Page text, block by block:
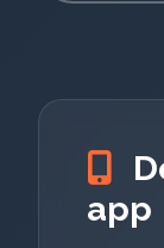
app